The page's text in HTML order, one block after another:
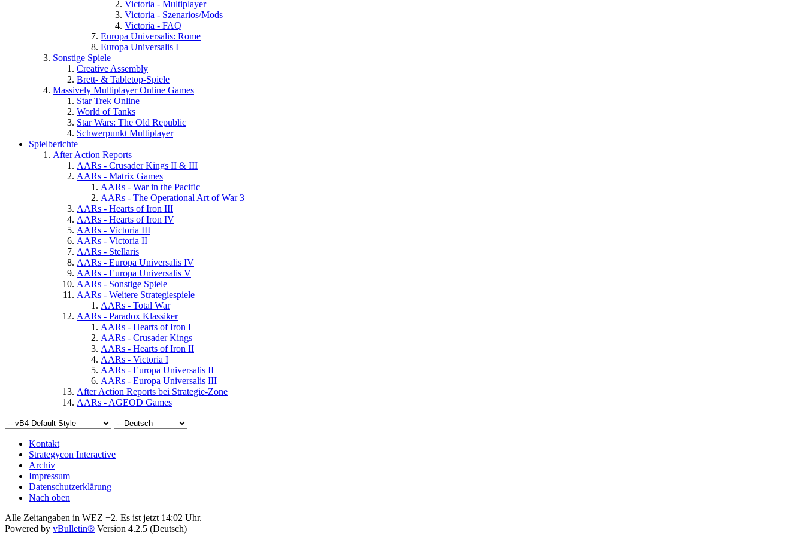
Victoria - Multiplayer
Victoria - Szenarios/Mods
Victoria - FAQ
Europa Universalis: Rome
Europa Universalis I
Sonstige Spiele
Creative Assembly
Brett- & Tabletop-Spiele
Massively Multiplayer Online Games
Star Trek Online
World of Tanks
Star Wars: The Old Republic
Schwerpunkt Multiplayer
Spielberichte
After Action Reports
AARs - Crusader Kings II & III
AARs - Matrix Games
AARs - War in the Pacific
AARs - The Operational Art of War 3
AARs - Hearts of Iron III
AARs - Hearts of Iron IV
AARs - Victoria III
AARs - Victoria II
AARs - Stellaris
AARs - Europa Universalis IV
AARs - Europa Universalis V
AARs - Sonstige Spiele
AARs - Weitere Strategiespiele
AARs - Total War
AARs - Paradox Klassiker
AARs - Hearts of Iron I
AARs - Crusader Kings
AARs - Hearts of Iron II
AARs - Victoria I
AARs - Europa Universalis II
AARs - Europa Universalis III
After Action Reports bei Strategie-Zone
AARs - AGEOD Games
Kontakt
Strategycon Interactive
Archiv
Impressum
Datenschutzerklärung
Nach oben
Alle Zeitangaben in WEZ +2. Es ist jetzt 14:02 Uhr.
Powered by vBulletin® Version 4.2.5 (Deutsch)